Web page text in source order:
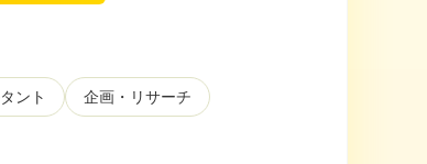
ント 企画・リサーチ